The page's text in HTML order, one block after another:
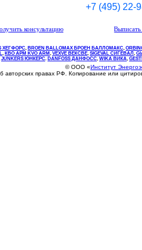
+7 (495) 22-
консультацию
ХЕГФОРС, BROEN BALLOMAX БРОЕН БАЛЛОМАКС,
, КВО АРМ KVO ARM, VEXVE ВЕКСВЕ, SIGEVAL СИГЕВАЛ ,
JUNKERS ЮНКЕРС. DANFOSS ДАНФОСС, WIKA ВИКА,
© ООО «Институт
авторских правах РФ. Копирование или